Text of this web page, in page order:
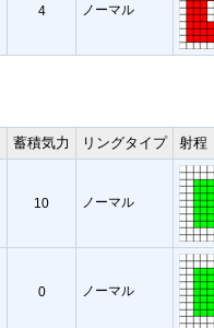
4 ノーマル
蓄積気力 リングタイプ 射程
10 ノーマル
0 ノーマル